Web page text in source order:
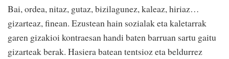
Bai, ordea, nitaz, gutaz, bizilagunez, kaleaz, hiriaz…
gizarteaz, finean. Ezustean hain sozialak eta kaletarrak
garen gizakioi kontraesan handi baten barruan sartu gaitu
gizarteak berak. Hasiera batean tentsioz eta beldurrez